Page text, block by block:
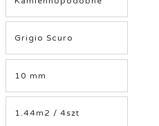
Grigio Scuro
10 mm
1.44m2 / 4szt